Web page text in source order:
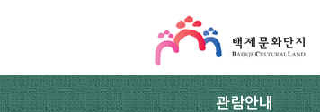
관람안내